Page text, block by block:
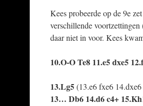
Kees probeerde op de 9e
verschillende
daar niet in voor. Kees
10.O-O Te8 11.e5 dxe5
13.Lg5(13.e6 fxe6
13… Db6 14.d6 c4+